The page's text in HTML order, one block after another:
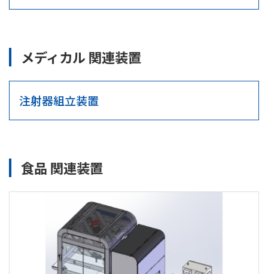
メディカル 関連装置
注射器組立装置
食品 関連装置